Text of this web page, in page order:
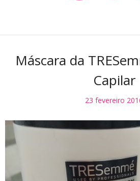
Máscara da
Capilar
23 fevereiro